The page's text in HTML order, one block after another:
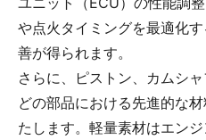
や点火タイミングを最適化
善が得られます。
さらに、ピストン、カムシ
どの部品における先進的な
たします。軽量素材はエン